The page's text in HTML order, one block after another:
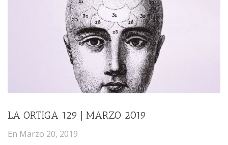
LA ORTIGA 129 | MARZO 2019
En Marzo 20, 2019